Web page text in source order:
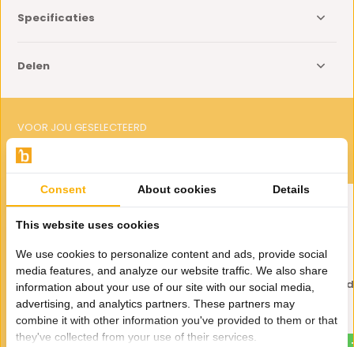
Specificaties
Delen
VOOR JOU GESELECTEERD
Gerelateerde producten
Egg Windlicht Goud - Large
59,- 39,-
Egg Windlicht
Medium
49,- 29,-
Consent About cookies Details
This website uses cookies
We use cookies to personalize content and ads, provide social
media features, and analyze our website traffic. We also share
information about your use of our site with our social media,
advertising, and analytics partners. These partners may
combine it with other information you've provided to them or that
they've collected from your use of their services.